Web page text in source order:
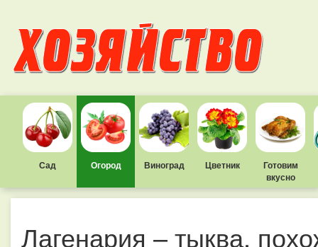
Сад Огород Виноград Цветник
Готовим
вкусно
Лагенария – тыква,